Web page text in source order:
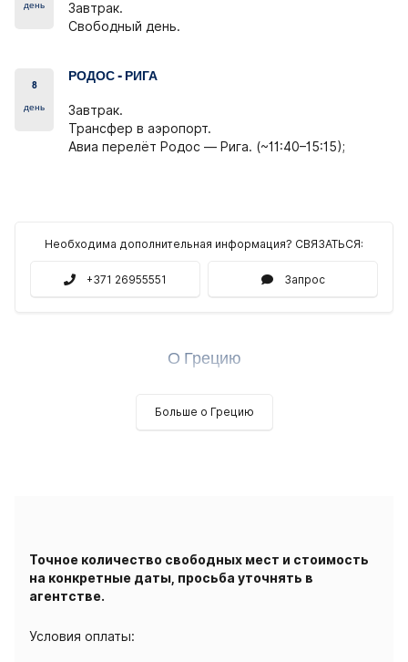
день
Завтрак.
Свободный день.
8
день
РОДОС - РИГА
Завтрак.
Трансфер в аэропорт.
Авиа перелёт Родос — Рига. (~11:40–15:15);
Необходима дополнительная информация? СВЯЗАТЬСЯ:
+371 26955551 Запрос
О Грецию
Больше о Грецию
Точное количество свободных мест и стоимость
на конкретные даты, просьба уточнять в
агентстве.
Условия оплаты: